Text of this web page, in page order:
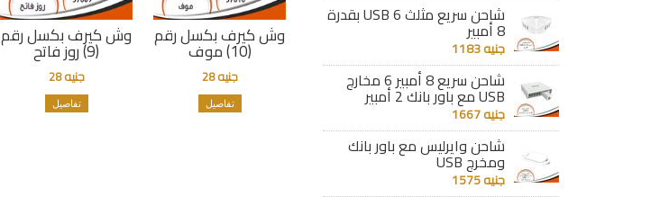
شاحن سريع مثلث 6 USB بقدرة
8 أمبير
جنيه 1183
شاحن سريع 8 أمبير 6 مخارج
USB مع باور بانك 2 أمبير
جنيه 1667
شاحن وايرليس مع باور بانك
ومخرج USB
جنيه 1575
وش كيرف بكسل رقم
(9) روز فاتح
جنيه 28
تفاصيل
وش كيرف بكسل رقم
(10) موف
جنيه 28
تفاصيل
جنيه 28
تفاصيل
وش كيرف بكسل رقم
(1) أبيض
تفاصيل